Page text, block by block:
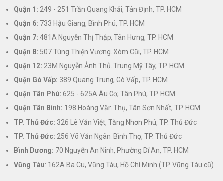
Quận 1: 249 - 251 Trần Quang Khải, Tân Định, TP. HCM
Quận 6: 733 Hậu Giang, Bình Phú, TP. HCM
Quận 7: 481A Nguyễn Thị Thập, Tân Hưng, TP. HCM
Quận 8: 507 Tùng Thiện Vương, Xóm Cũi, TP. HCM
Quận 12: 23M Nguyễn Ảnh Thủ, Trung Mỹ Tây, TP. HCM
Quận Gò Vấp: 389 Quang Trung, Gò Vấp, TP. HCM
Quận Tân Phú: 625 - 625A Âu Cơ, Tân Phú, TP. HCM
Quận Tân Bình: 198 Hoàng Văn Thụ, Tân Sơn Nhất, TP. HCM
TP. Thủ Đức: 326 Lê Văn Việt, Tăng Nhơn Phú, TP. Thủ Đức
TP. Thủ Đức: 256 Võ Văn Ngân, Bình Thọ, TP. Thủ Đức
Bình Dương: 70 Nguyễn An Ninh, Phường Dĩ An, TP. HCM
Vũng Tàu: 162A Ba Cu, Vũng Tàu, Hồ Chí Minh (TP. Vũng Tàu cũ)